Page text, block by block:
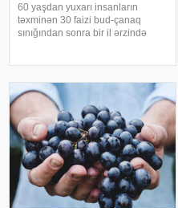
60 yaşdan yuxarı insanların
təxminən 30 faizi bud-çanaq
sınığından sonra bir il ərzində
riskini azaltmaq üçün kalsium, D
vitamini, zülal